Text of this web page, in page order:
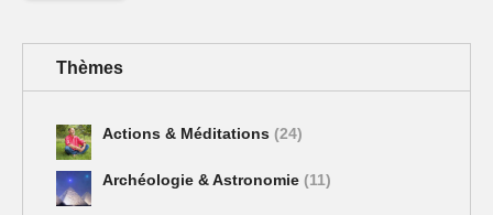
Thèmes
Actions & Méditations (24)
Archéologie & Astronomie (11)